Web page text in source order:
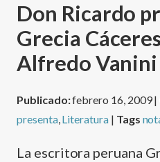
Don Ricardo
Grecia
Alfredo Vanini
Publicado:febrero 16, 2009 |
presenta, Literatura| Tags
La escritora peruana